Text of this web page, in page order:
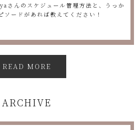
さんのスケジュール管理方法と、うっか
ソードがあれば教えてください！
READ MORE
ARCHIVE